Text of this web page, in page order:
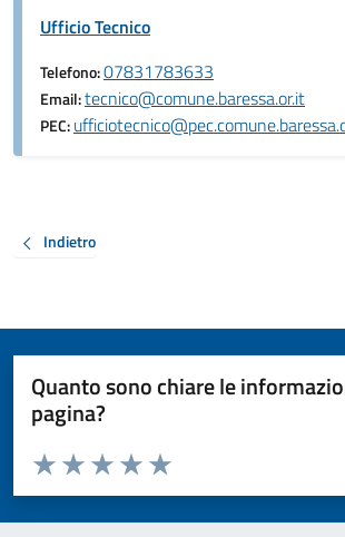
Ufficio Tecnico
Telefono:07831783633
Email:tecnico@comune.baressa.or.it
PEC:
Indietro
Quanto sono chiare le
pagina?
Valuta da 1 a 5 stelle la pagina
Valuta 5 stelle su 5
Valuta 4 stelle su 5
Valuta 3 stelle su 5
Valuta 2 stelle su 5
Valuta 1 stelle su 5